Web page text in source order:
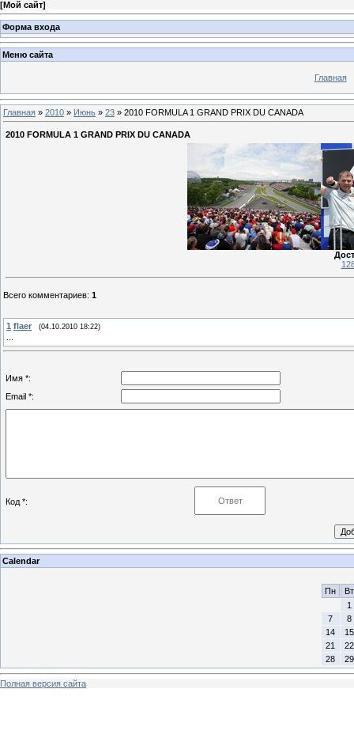
[Мой сайт]
Форма входа
Меню сайта
Главная
Главная » 2010 » Июнь » 23 » 2010 FORMULA 1 GRAND PRIX DU CANADA
2010 FORMULA 1 GRAND PRIX DU CANADA
Всего комментариев: 1
1 flaer (04.10.2010 18:22)
Имя *:
Email *:
Код *:
Calendar
Пн
Вт
1
7
8
14
15
21
22
28
29
Полная версия сайта